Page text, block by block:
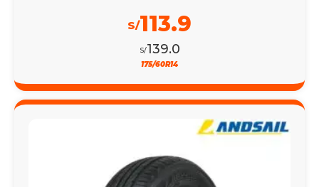
S/139.0
S/113.9
175/60R14